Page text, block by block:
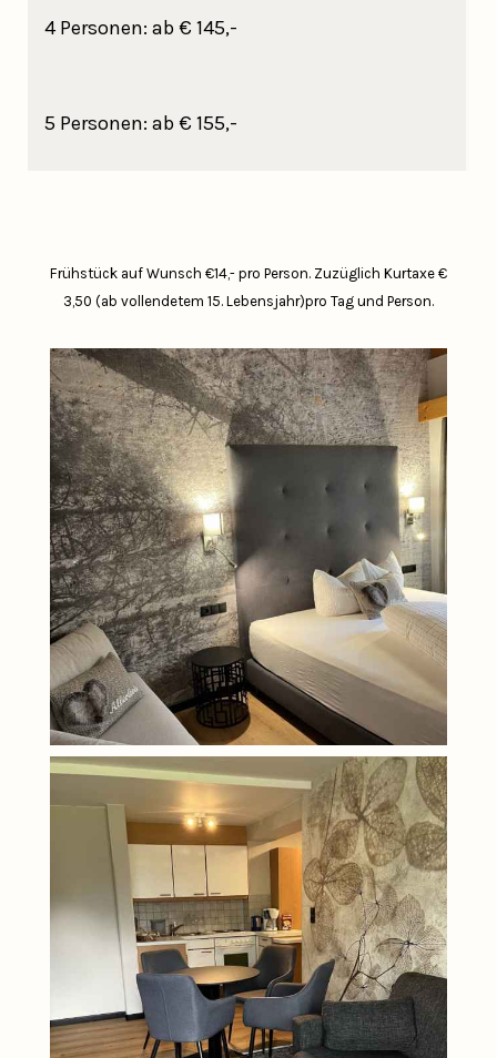
4 Personen: ab € 145,-
5 Personen: ab € 155,-
Frühstück auf Wunsch €14,- pro Person. Zuzüglich Kurtaxe €
3,50 (ab vollendetem 15. Lebensjahr)pro Tag und Person.